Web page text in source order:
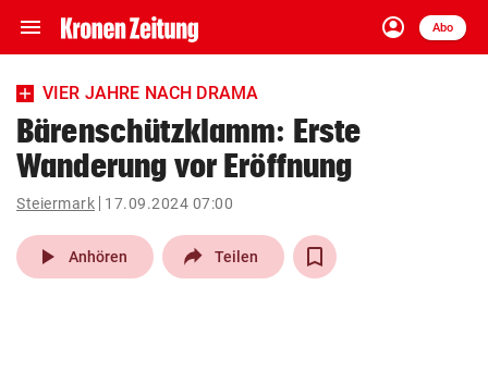
menu Navigation
ein-/ausklappen
account_circle
Anmelden
Abo
close Schließen
account_circle Anmelden
arrow_right
pin_drop
Wien arrow_right
VIER JAHRE NACH DRAMA
Bärenschützklamm: Erste
Wanderung vor Eröffnung
Steiermark 17.09.2024 07:00
play_arrow Anhören Teilen